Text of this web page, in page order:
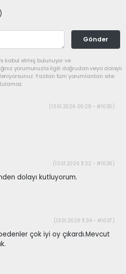
Gönder
kabul etmiş bulunuyor ve
yorumunuzla ilgili doğrudan veya dolaylı
Yazılan tüm yorumlardan site
(13.01.2026 09:28 - #1035)
(13.01.2026 11:32 - #1036)
dolayı kutluyorum.
(13.01.2026 11:34 - #1037)
çok iyi oy çıkardı.Mevcut